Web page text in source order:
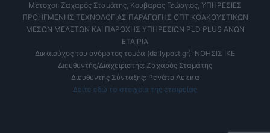
Μέτοχοι: Ζαχαρός Σταμάτης, Κουβαράς Γεώργιος, ΥΠΗΡΕΣΙΕΣ
ΠΡΟΗΓΜΕΝΗΣ ΤΕΧΝΟΛΟΓΙΑΣ ΠΑΡΑΓΩΓΗΣ ΟΠΤΙΚΟΑΚΟΥΣΤΙΚΩΝ
ΜΕΣΩΝ ΜΕΛΕΤΩΝ ΚΑΙ ΠΑΡΟΧΗΣ ΥΠΗΡΕΣΙΩΝ PLD PLUS ΑΝΩΝ
ΕΤΑΙΡΙΑ
Δικαιούχος του ονόματος τομέα (dailypost.gr): ΝΟΗΣΙΣ ΙΚΕ
Διευθυντής/Διαχειριστής: Ζαχαρός Σταμάτης
Διευθυντής Σύνταξης: Ρενάτο Λέκκα
Δείτε εδώ τα στοιχεία της εταιρείας